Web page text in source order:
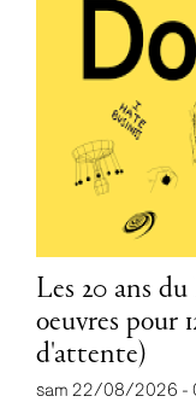
Les 20 ans
oeuvres pour
d'attente)
sam 22/08/2026 -